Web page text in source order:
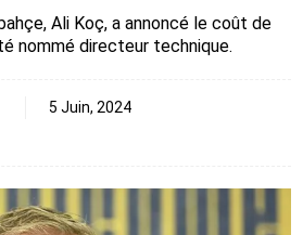
Ali Koç, a annoncé le coût de
nommé directeur technique.
5 Juin, 2024